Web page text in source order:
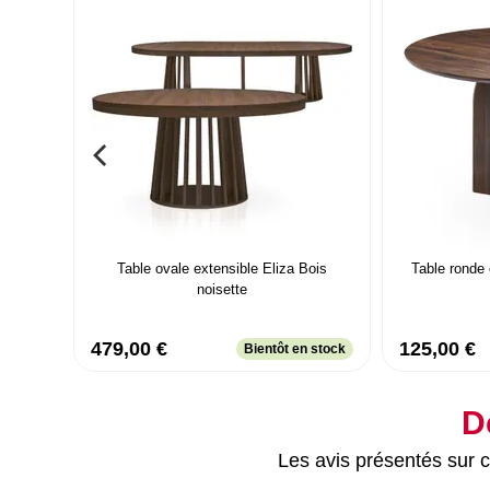
Table ovale extensible Eliza Bois
noisette
479,00 € Bientôt en stock
Table
125,00 €
Les avis présentés sur